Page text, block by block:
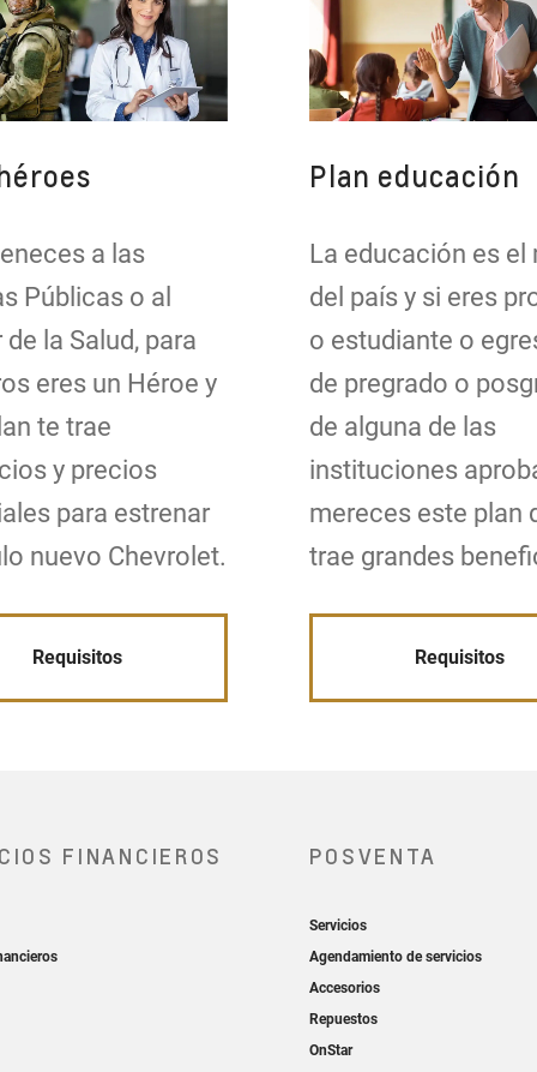
a las
Públicas o al
la Salud, para
eres un Héroe y
te trae
y precios
para estrenar
nuevo Chevrolet.
Requisitos
Plan educación
La educación es el
del país y si eres
o estudiante o
de pregrado o
de alguna de las
instituciones
mereces este plan
trae grandes
Requisitos